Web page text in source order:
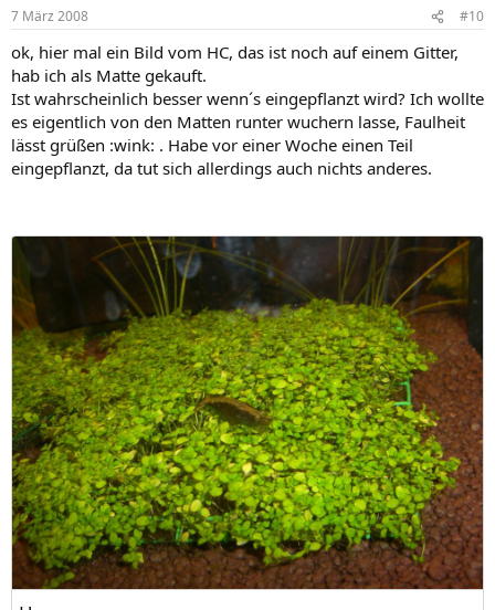
7 März 2008 #10
ok, hier mal ein Bild vom HC, das ist noch auf einem Gitter,
hab ich als Matte gekauft.
Ist wahrscheinlich besser wenn´s eingepflanzt wird? Ich wollte
es eigentlich von den Matten runter wuchern lasse, Faulheit
lässt grüßen :wink: . Habe vor einer Woche einen Teil
eingepflanzt, da tut sich allerdings auch nichts anderes.